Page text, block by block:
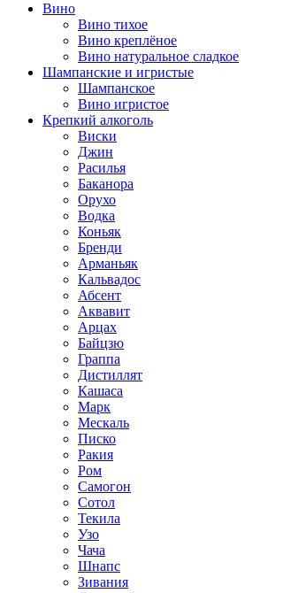
Вино
Вино тихое
Вино креплёное
Вино натуральное сладкое
Шампанские и игристые
Шампанское
Вино игристое
Крепкий алкоголь
Виски
Джин
Расилья
Баканора
Орухо
Водка
Коньяк
Бренди
Арманьяк
Кальвадос
Абсент
Аквавит
Арцах
Байцзю
Граппа
Дистиллят
Кашаса
Марк
Мескаль
Писко
Ракия
Ром
Самогон
Сотол
Текила
Узо
Чача
Шнапс
Зивания